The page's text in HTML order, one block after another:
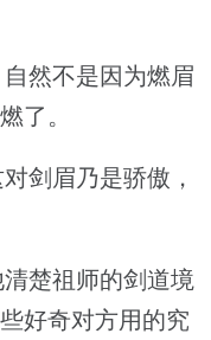
然不是因为燃眉
了。
剑眉乃是骄傲，
楚祖师的剑道境
好奇对方用的究